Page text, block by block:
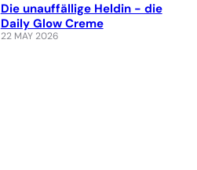
Die unauffällige Heldin - die
Daily Glow Creme
22 MAY 2026